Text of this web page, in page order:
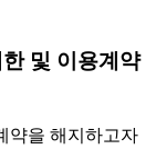
및 이용계약
약을 해지하고자